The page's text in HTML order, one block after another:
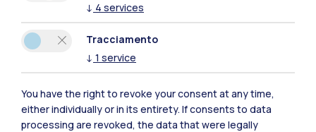
↓ 4 services
Tracciamento
↓ 1 service
You have the right to revoke your consent at any time,
either individually or in its entirety. If consents to data
processing are revoked, the data that were legally